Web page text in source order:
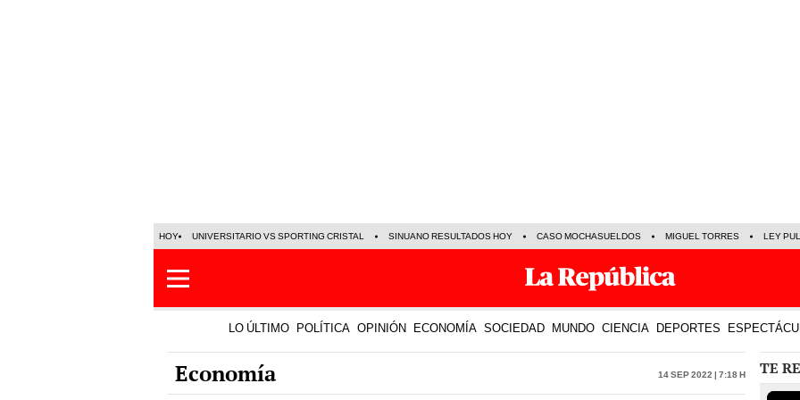
HOY UNIVERSITARIO VS SPORTING CRISTAL SINUANO RESULTADOS HOY CASO MOCHASUELDOS MIGUEL TORRES LEY
LO ÚLTIMO POLÍTICA OPINIÓN ECONOMÍA SOCIEDAD MUNDO CIENCIA DEPORTES
Economía 14 Sep 2022 | 7:18 h TE